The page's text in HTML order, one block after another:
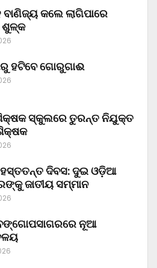
କଲେ ଲାଗିପାରେ
ଶୁଳ୍କ
ହଟିବେ ଗୋରୁଗାଈ
ସ୍କୁଲରେ ତୁରନ୍ତ ନିଯୁକ୍ତ
ହସ୍ତତନ୍ତ ଦିବସ: ଦୁଇ ଓଡ଼ିଆ
ଜାତୀୟ ସମ୍ମାନ
ନୂଆ